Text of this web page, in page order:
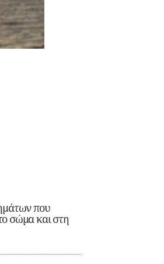
που
σώμα και στη